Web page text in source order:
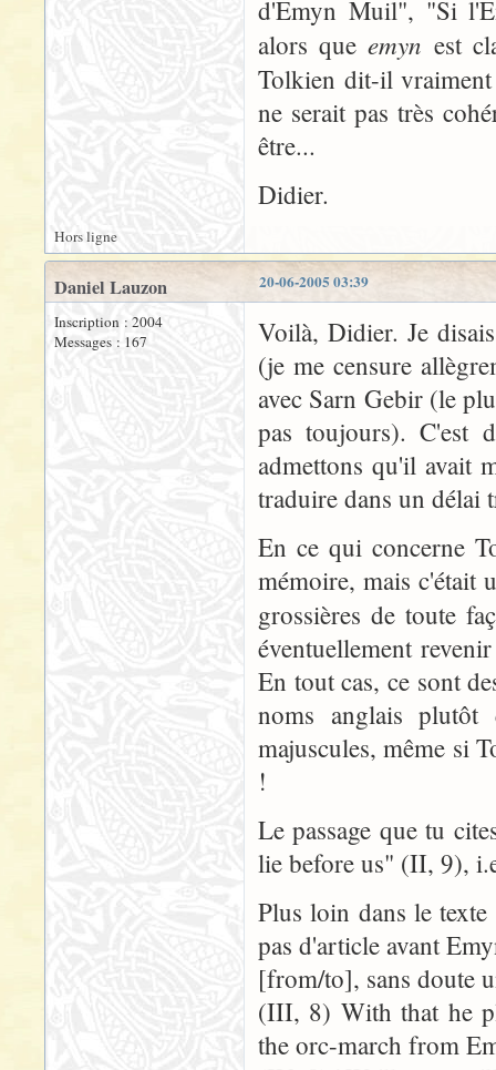
d'Emyn Muil", "Si
alors queemyn est
Tolkien dit-il
ne serait pas très
être...
Didier.
Hors ligne
20-06-2005 03:39
Daniel Lauzon
Inscription : 2004
Messages : 167
Voilà, Didier. Je
(je me censure
avec Sarn Gebir (le
pas toujours). C'est
admettons qu'il avait
traduire dans un délai
En ce qui concerne
mémoire, mais c'était
grossières de toute
éventuellement
En tout cas, ce sont
noms anglais
majuscules, même si
!
Le passage que tu
lie before us" (II, 9),
Plus loin dans le
pas d'article avant
[from/to], sans doute
(III, 8) With that he
the orc-march from